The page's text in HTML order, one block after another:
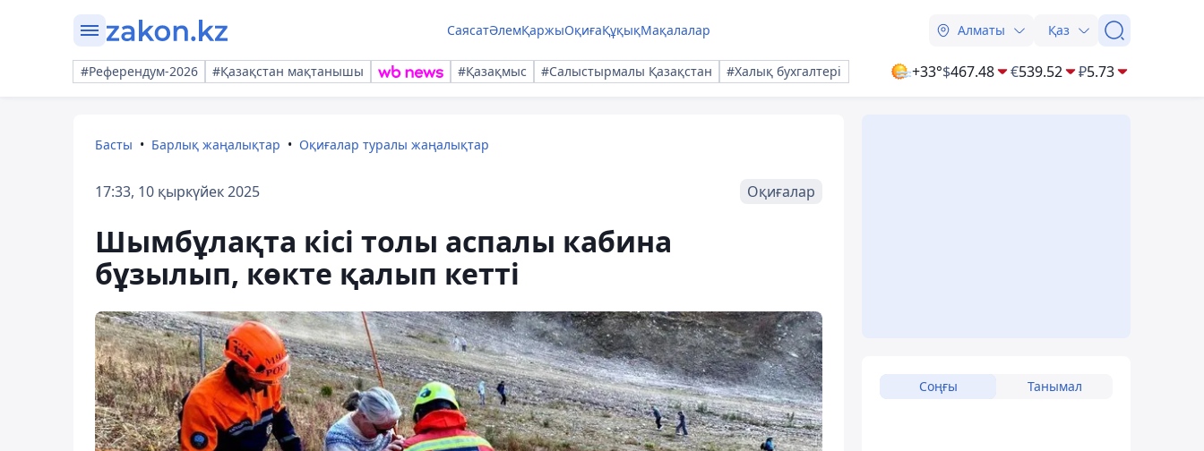
СаясатӘлемҚаржыОқиғаҚұқықМақалалар Алматы Қаз
#Референдум-2026 #Қазақстан мақтанышы #Қазақмыс #Салыстырмалы Қазақстан #Халық бухгалтері +33°$467.48 €539.52 ₽5.73
Басты Барлық жаңалықтар Оқиғалар туралы жаңалықтар
17:33, 10 қыркүйек 2025 Оқиғалар
Шымбұлақта кісі толы аспалы кабина
бұзылып, көкте қалып кетті
Соңғы Танымал